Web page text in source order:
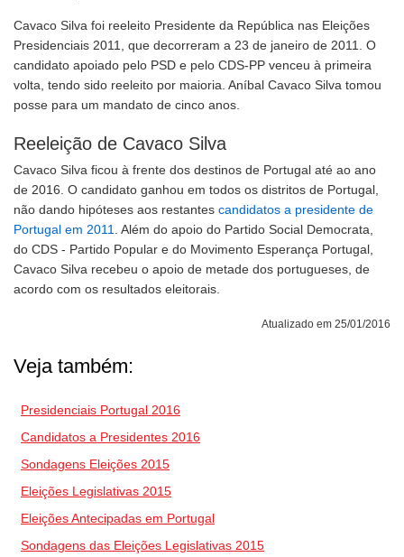
Cavaco Silva foi reeleito Presidente da República nas Eleições
Presidenciais 2011, que decorreram a 23 de janeiro de 2011. O
candidato apoiado pelo PSD e pelo CDS-PP venceu à primeira
volta, tendo sido reeleito por maioria. Aníbal Cavaco Silva tomou
posse para um mandato de cinco anos.
Reeleição de Cavaco Silva
Cavaco Silva ficou à frente dos destinos de Portugal até ao ano
de 2016. O candidato ganhou em todos os distritos de Portugal,
não dando hipóteses aos restantes candidatos a presidente de
Portugal em 2011
. Além do apoio do Partido Social Democrata,
do CDS - Partido Popular e do Movimento Esperança Portugal,
Cavaco Silva recebeu o apoio de metade dos portugueses, de
acordo com os resultados eleitorais.
Atualizado em 25/01/2016
Veja também:
Presidenciais Portugal 2016
Candidatos a Presidentes 2016
Sondagens Eleições 2015
Eleições Legislativas 2015
Eleições Antecipadas em Portugal
Sondagens das Eleições Legislativas 2015